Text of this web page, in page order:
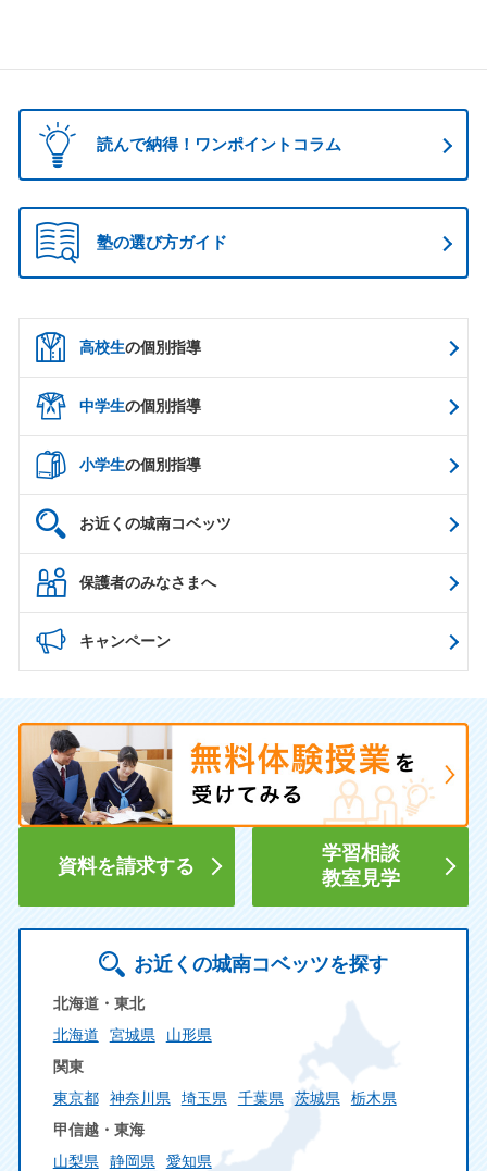
読んで納得！ワンポイントコラム
塾の選び方ガイド
高校生の個別指導
中学生の個別指導
小学生の個別指導
お近くの城南コベッツ
保護者のみなさまへ
キャンペーン
資料を請求する
学習相談
教室見学
お近くの城南コベッツを探す
北海道・東北
北海道
宮城県
山形県
関東
東京都
神奈川県 埼玉県 千葉県 茨城県
栃木県
甲信越・東海
山梨県
静岡県
愛知県